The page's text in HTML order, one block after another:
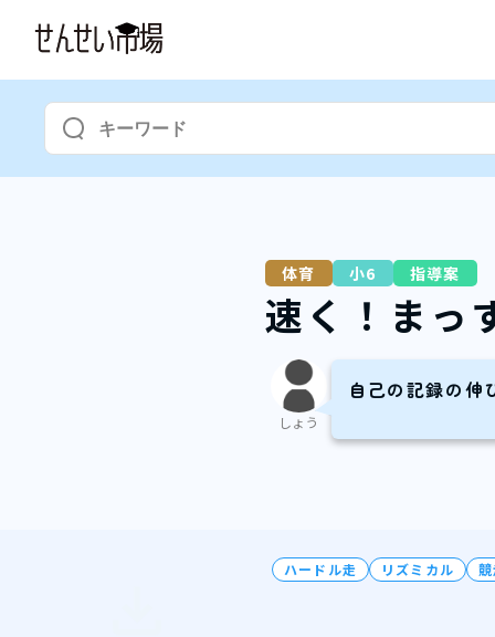
体育 小6 指導案
速く！まっ
しょう
自己の記録の伸
ハードル走 リズミカル